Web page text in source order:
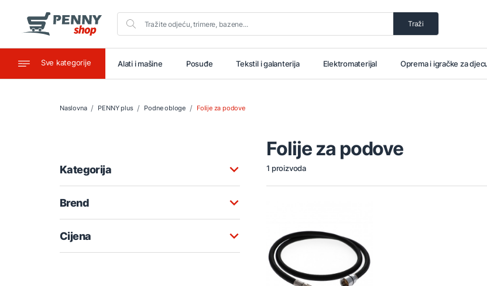
Traži
Sve kategorije
Ugostiteljstvo Alati i mašine Posuđe Tekstil i galanterija Elektromaterijal Oprema i igračke za
Naslovna PENNY plus Podne obloge Folije za podove
Folije za podove
1 proizvoda
Kategorija
Brend
Cijena